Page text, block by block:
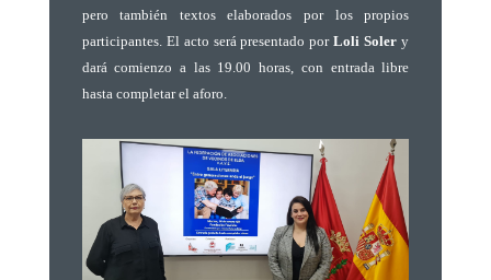
pero también textos elaborados por los propios
participantes. El acto será presentado porLoli Soler y
dará comienzo a las 19.00 horas, con entrada libre
hasta completar el aforo.